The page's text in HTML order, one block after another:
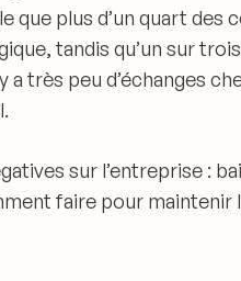
que plus d’un quart des
, tandis qu’un sur
très peu d’échanges
sur l’entreprise :
faire pour maintenir